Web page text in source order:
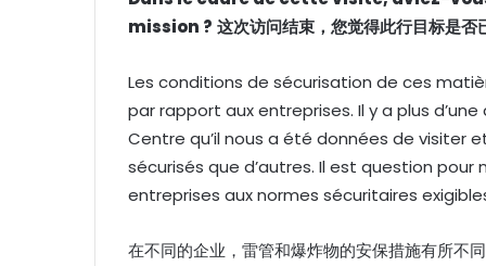
mission ? 这次访问结束，您觉得此行目标是否
Les conditions de sécurisation de ces
par rapport aux entreprises. Il y a plus
Centre qu’il nous a été données de visiter
sécurisés que d’autres. Il est question
entreprises aux normes sécuritaires
在不同的企业，雷管和爆炸物的安保措施有所不